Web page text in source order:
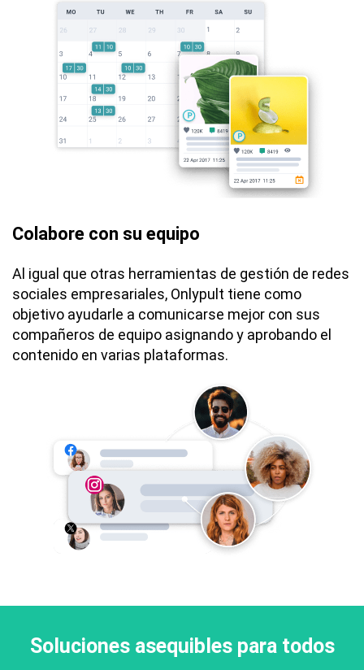
Colabore con su equipo
Al igual que otras herramientas de gestión de redes
sociales empresariales, Onlypult tiene como
objetivo ayudarle a comunicarse mejor con sus
compañeros de equipo asignando y aprobando el
contenido en varias plataformas.
Soluciones asequibles para todos